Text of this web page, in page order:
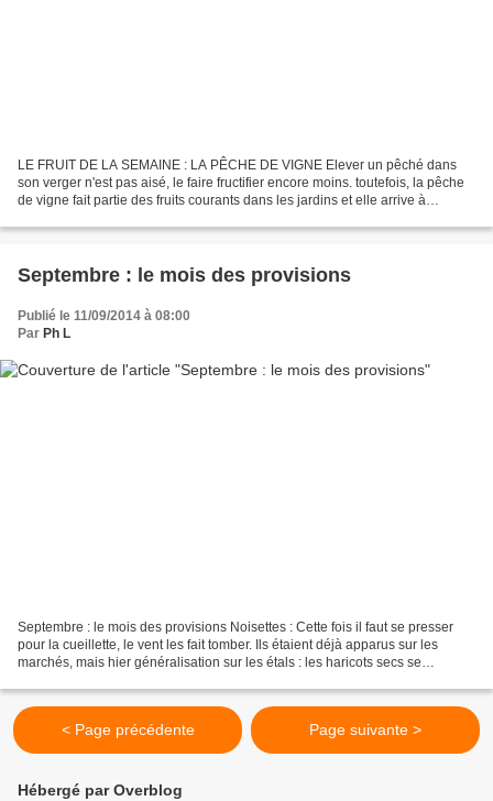
LE FRUIT DE LA SEMAINE : LA PÊCHE DE VIGNE Elever un pêché dans
son verger n'est pas aisé, le faire fructifier encore moins. toutefois, la pêche
de vigne fait partie des fruits courants dans les jardins et elle arrive à
Septembre : le mois des provisions
Publié le 11/09/2014 à 08:00
Par Ph L
Septembre : le mois des provisions Noisettes : Cette fois il faut se presser
pour la cueillette, le vent les fait tomber. Ils étaient déjà apparus sur les
marchés, mais hier généralisation sur les étals : les haricots secs se
< Page précédente Page suivante >
Hébergé par Overblog